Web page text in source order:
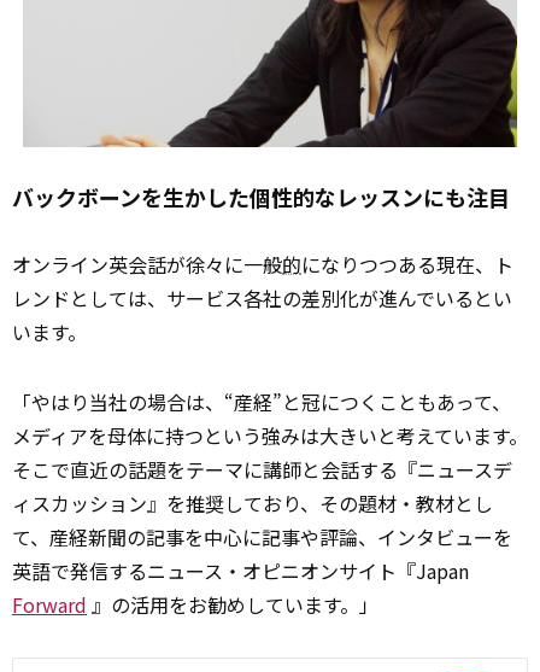
バックボーンを生かした個性的なレッスンにも注目
オンライン英会話が徐々に一般的になりつつある現在、ト
レンドとしては、サービス各社の差別化が進んでいるとい
います。
「やはり当社の場合は、“産経”と冠につくこともあって、
メディアを母体に持つという強みは大きいと考えています。
そこで直近の話題をテーマに講師と会話する『ニュースデ
ィスカッション』を推奨しており、その題材・教材とし
て、産経新聞の記事を中心に記事や評論、インタビューを
英語で発信するニュース・オピニオンサイト『Japan
Forward 』の活用をお勧めしています。」